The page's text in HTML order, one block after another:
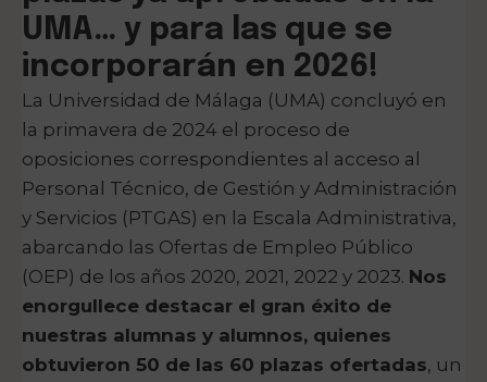
UMA… y para las que se
incorporarán en 2026!
La Universidad de Málaga (UMA) concluyó en
la primavera de 2024 el proceso de
oposiciones correspondientes al acceso al
Personal Técnico, de Gestión y Administración
y Servicios (PTGAS) en la Escala Administrativa,
abarcando las Ofertas de Empleo Público
(OEP) de los años 2020, 2021, 2022 y 2023. Nos
enorgullece destacar el gran éxito de
nuestras alumnas y alumnos, quienes
obtuvieron 50 de las 60 plazas ofertadas, un